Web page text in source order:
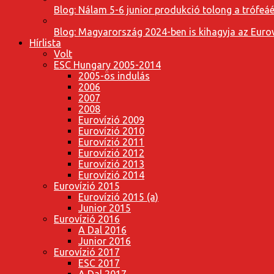
Blog: Nálam 5-6 junior produkció tolong a
Blog: Magyarország 2024-ben is kihagyja az
Hírlista
Volt
ESC Hungary 2005-2014
2005-ös indulás
2006
2007
2008
Eurovízió 2009
Eurovízió 2010
Eurovízió 2011
Eurovízió 2012
Eurovízió 2013
Eurovízió 2014
Eurovízió 2015
Eurovízió 2015 (a)
Junior 2015
Eurovízió 2016
A Dal 2016
Junior 2016
Eurovízió 2017
ESC 2017